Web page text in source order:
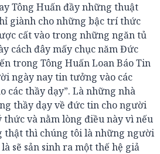
Tông Huấn đầy những thuật
giành cho những bậc trí thức
cất vào trong những ngăn tủ
cách đây mấy chục năm Đức
trong Tông Huấn Loan Báo Tin
ngày nay tin tưởng vào các
các thầy dạy”. Là những nhà
thầy dạy về đức tin cho người
và nằm lòng điều này vì nếu
thật thì chúng tôi là những người
sẽ sản sinh ra một thế hệ giả